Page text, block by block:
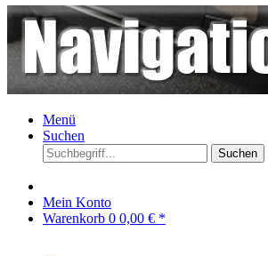
Menü
Suchen
Suchen
Mein Konto
Warenkorb 0 0,00 € *